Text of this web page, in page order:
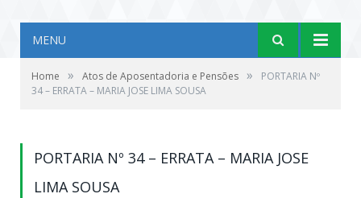
MENU
Home » Atos de Aposentadoria e Pensões »
PORTARIA Nº
34 – ERRATA – MARIA JOSE LIMA SOUSA
PORTARIA Nº 34 – ERRATA – MARIA JOSE
LIMA SOUSA